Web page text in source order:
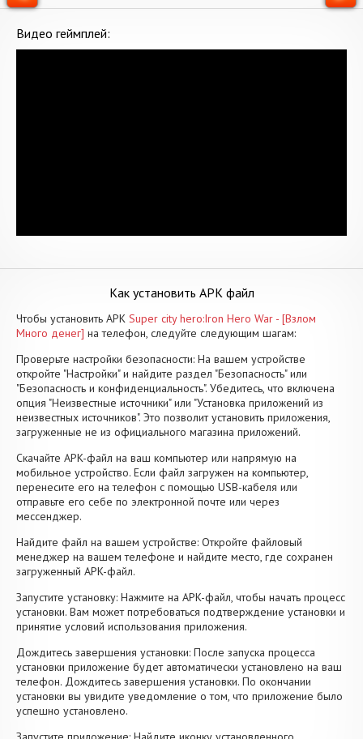
Видео геймплей:
Как установить APK файл
Чтобы установить APK Super city hero:Iron Hero War - [Взлом
Много денег] на телефон, следуйте следующим шагам:
Проверьте настройки безопасности: На вашем устройстве
откройте "Настройки" и найдите раздел "Безопасность" или
"Безопасность и конфиденциальность". Убедитесь, что включена
опция "Неизвестные источники" или "Установка приложений из
неизвестных источников". Это позволит установить приложения,
загруженные не из официального магазина приложений.
Скачайте APK-файл на ваш компьютер или напрямую на
мобильное устройство. Если файл загружен на компьютер,
перенесите его на телефон с помощью USB-кабеля или
отправьте его себе по электронной почте или через
мессенджер.
Найдите файл на вашем устройстве: Откройте файловый
менеджер на вашем телефоне и найдите место, где сохранен
загруженный APK-файл.
Запустите установку: Нажмите на APK-файл, чтобы начать процесс
установки. Вам может потребоваться подтверждение установки и
принятие условий использования приложения.
Дождитесь завершения установки: После запуска процесса
установки приложение будет автоматически установлено на ваш
телефон. Дождитесь завершения установки. По окончании
установки вы увидите уведомление о том, что приложение было
успешно установлено.